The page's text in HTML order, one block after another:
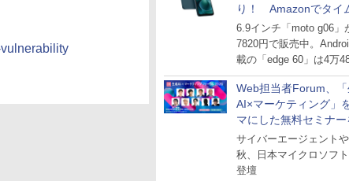
り！ Amazonでタイ
ル
6.9インチ「moto g06」
7820円で販売中。
載の「edge 60」は4万
Web担当者Forum、
AI×マーケティング」
マにした無料セミナー
27日にオンライン開催
サイバーエージェント
秋、日本マイクロソフ
登壇